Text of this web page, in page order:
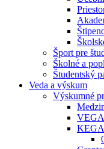
Šport pre
Školné a
Študentský
Veda a výskum
Výskumné
VEGA
KEGA